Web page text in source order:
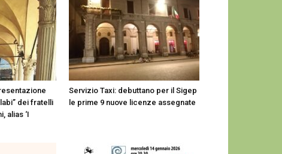
dei fratelli
alias ‘I
Servizio Taxi: debuttano per il Sigep
le prime 9 nuove licenze assegnate